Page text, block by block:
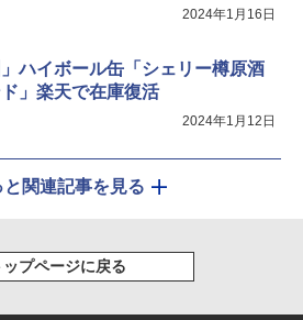
2024年1月16日
」ハイボール缶「シェリー樽原酒
」楽天で在庫復活
2024年1月12日
と関連記事を見る
ップページに戻る